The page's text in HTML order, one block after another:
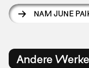
NAM JUNE
Andere